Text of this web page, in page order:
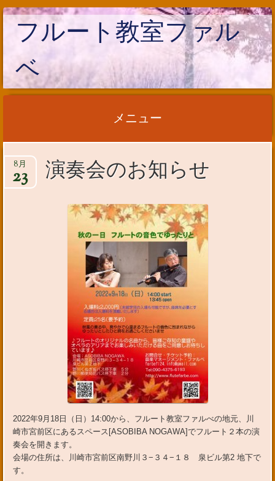
フルート教室ファル
ベ
メニュー
コンテンツへ移動
演奏会のお知らせ
8月
23
2022年9月18日（日）14:00から、フルート教室ファルべの地元、川
崎市宮前区にあるスペース[ASOBIBA NOGAWA]でフルート２本の演
奏会を開きます。
会場の住所は、川崎市宮前区南野川３−３４−１８ 泉ビル第2 地下で
す。